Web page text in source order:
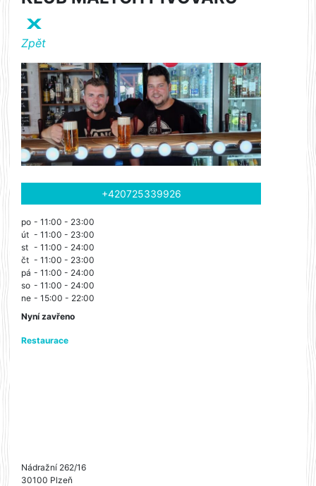
X
Zpět
+420725339926
po - 11:00 - 23:00
út - 11:00 - 23:00
st - 11:00 - 24:00
čt - 11:00 - 23:00
pá - 11:00 - 24:00
so - 11:00 - 24:00
ne - 15:00 - 22:00
Nyní zavřeno
Restaurace
Nádražní 262/16
30100 Plzeň